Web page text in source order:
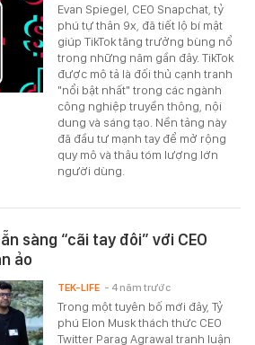
Evan Spiegel, CEO Snapchat, tỷ
phú tự thân 9x, đã tiết lộ bí mật
giúp TikTok tăng trưởng bùng nổ
trong những năm gần đây. TikTok
được mô tả là đối thủ cạnh tranh
"nổi bật nhất" trong các ngành
công nghiệp truyền thông, nội
dung và sáng tạo. Nền tảng này
đã đầu tư mạnh tay để mở rộng
quy mô và thâu tóm lượng lớn
người dùng.
sàng “cãi tay đôi” với CEO
ảo
Trong một tuyên bố mới đây, Tỷ
phú Elon Musk thách thức CEO
Twitter Parag Agrawal tranh luận
TEK-LIFE - 4 năm trước